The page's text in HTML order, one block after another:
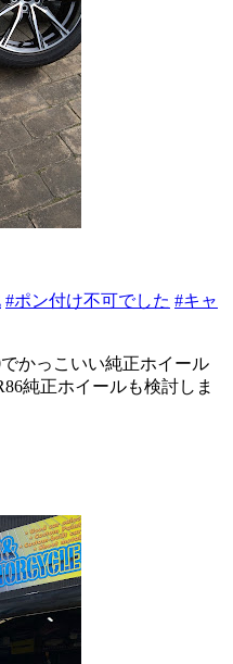
#ポン付け不可でした #キャ
かっこいい純正ホイール
純正ホイールも検討しま